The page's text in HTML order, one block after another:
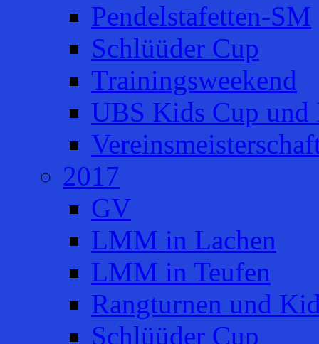
Pendelstafetten-SM
Schlüüder Cup
Trainingsweekend
UBS Kids Cup und
2017
GV
LMM in Lachen
LMM in Teufen
Rangturnen und
Schlüüder Cup